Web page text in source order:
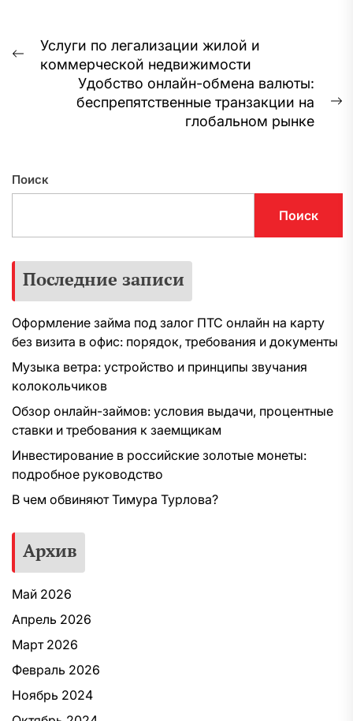
Навигация
записям
Предыдущая
Услуги по легализации жилой и
коммерческой недвижимости
Удобство онлайн-обмена валюты:
беспрепятственные транзакции на
глобальном рынке
Поиск
Поиск
Последние записи
Оформление займа под залог ПТС онлайн на карту
без визита в офис: порядок, требования и документы
Музыка ветра: устройство и принципы звучания
колокольчиков
Обзор онлайн-займов: условия выдачи, процентные
ставки и требования к заемщикам
Инвестирование в российские золотые монеты:
подробное руководство
В чем обвиняют Тимура Турлова?
Архив
Май 2026
Апрель 2026
Март 2026
Февраль 2026
Ноябрь 2024